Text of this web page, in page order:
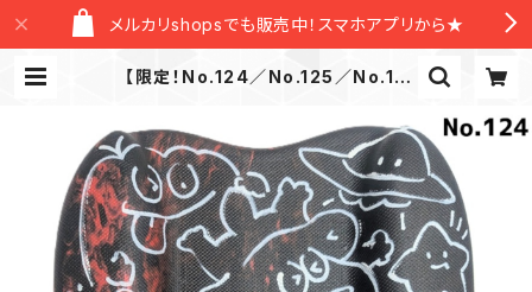
メルカリshopsでも販売中！スマホアプリから★
【限定！No.124／No.125／No.12
クボード ビート板 マーブル コンビー
フ チャンス ペインティング | N
ew Level Official Store/ニュー
レヴェルオフィシャルストア